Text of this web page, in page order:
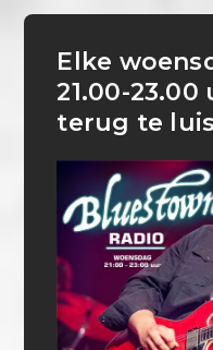
Elke
21.00-23.00
terug te